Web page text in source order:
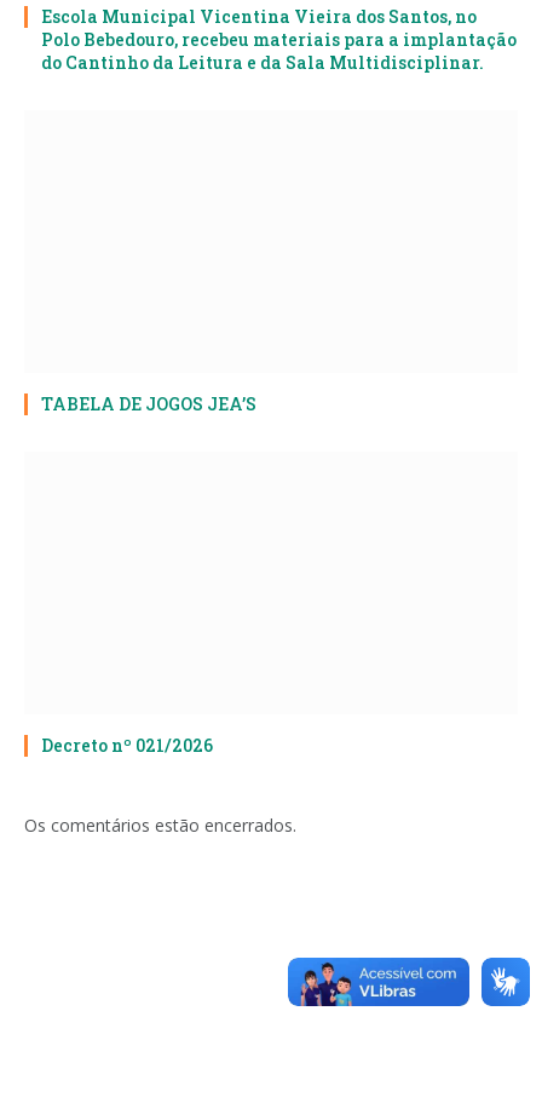
Escola Municipal Vicentina Vieira dos Santos, no
Polo Bebedouro, recebeu materiais para a implantação
do Cantinho da Leitura e da Sala Multidisciplinar.
TABELA DE JOGOS JEA’S
Decreto nº 021/2026
Os comentários estão encerrados.